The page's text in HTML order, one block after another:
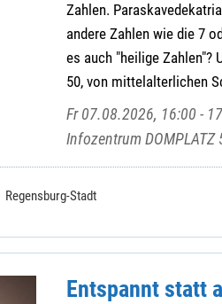
Zahlen.
andere Zahlen wie die 7
es auch "heilige Zahlen"?
50, von mittelalterlichen
Fr 07.08.2026, 16:00 -
Infozentrum
Regensburg-Stadt
Entspannt statt